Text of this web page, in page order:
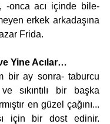
-onca acı içinde bile-
erkek arkadaşına
Frida.
ve Yine Acılar…
bir ay sonra- taburcu
sıkıntılı bir başka
en güzel çağını...
için bir dost edinir.